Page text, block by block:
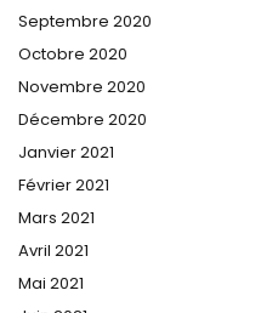
Septembre 2020
Octobre 2020
Novembre 2020
Décembre 2020
Janvier 2021
Février 2021
Mars 2021
Avril 2021
Mai 2021